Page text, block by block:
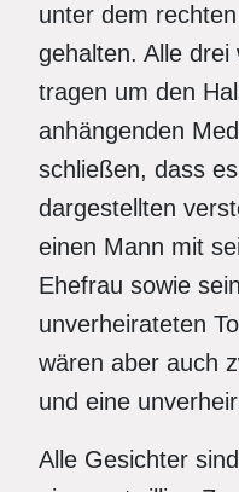
unter dem
gehalten. Alle drei
tragen um den
anhängenden
schließen, dass
dargestellten
einen Mann mit
Ehefrau sowie
unverheirateten
wären aber auch
und eine
Alle Gesichter